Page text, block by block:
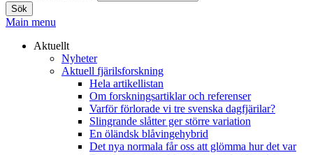
Main menu
Aktuellt
Nyheter
Aktuell fjärilsforskning
Hela artikellistan
Om forskningsartiklar och referenser
Varför förlorade vi tre svenska dagfjärilar?
Slingrande slåtter ger större variation
En öländsk blåvingehybrid
Det nya normala får oss att glömma hur det var